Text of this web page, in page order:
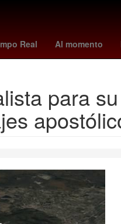
Real Al momento
Estética peppa pig
para